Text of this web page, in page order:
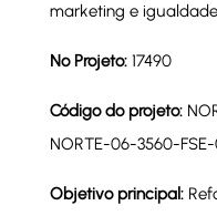
marketing e
Nº Projeto:17490
Código do projeto:
NORTE-06-3560-FSE-
Objetivo principal: